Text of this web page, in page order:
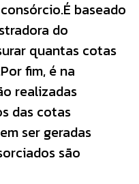
baseado
do
quantas cotas
fim, é na
realizadas
das cotas
ser geradas
são